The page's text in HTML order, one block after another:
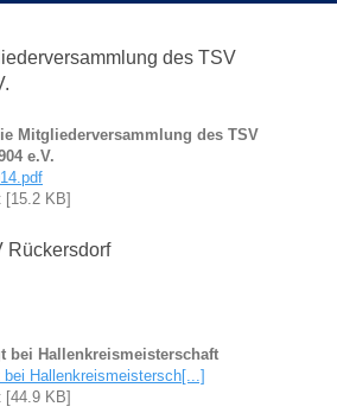
des TSV
Mitgliederversammlung des TSV
e.V.
[15.2 KB]
Rückersdorf
bei Hallenkreismeisterschaft
bei Hallenkreismeistersch[...]
[44.9 KB]